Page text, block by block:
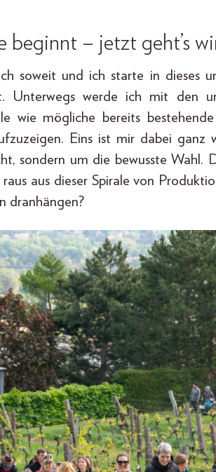
beginnt – jetzt geht’s
soweit und ich starte in dieses
Unterwegs werde ich mit den
wie mögliche bereits
Eins ist mir dabei
sondern um die bewusste
aus dieser Spirale von
dranhängen?